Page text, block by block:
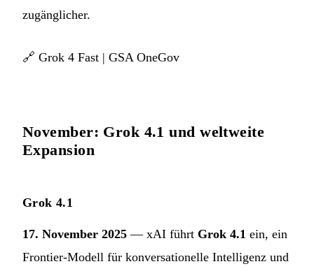
zugänglicher.
🔗 Grok 4 Fast | GSA OneGov
November: Grok 4.1 und weltweite
Expansion
Grok 4.1
17. November 2025 — xAI führt Grok 4.1 ein, ein
Frontier-Modell für konversationelle Intelligenz und